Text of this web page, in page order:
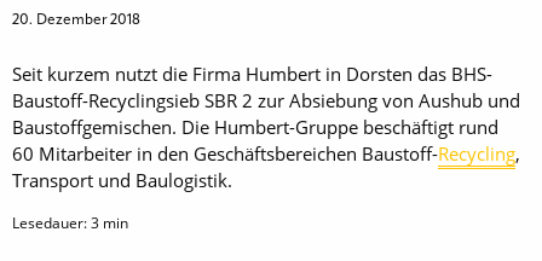
20. Dezember 2018
Seit kurzem nutzt die Firma Humbert in Dorsten das BHS-
Baustoff-Recyclingsieb SBR 2 zur Absiebung von Aushub und
Baustoffgemischen. Die Humbert-Gruppe beschäftigt rund
60 Mitarbeiter in den Geschäftsbereichen Baustoff-Recycling,
Transport und Baulogistik.
Lesedauer:3 min